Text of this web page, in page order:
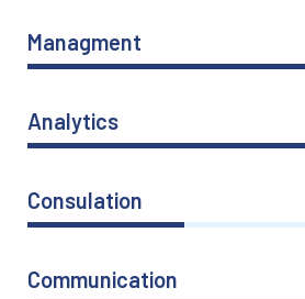
Managment
Analytics
Consulation
Communication